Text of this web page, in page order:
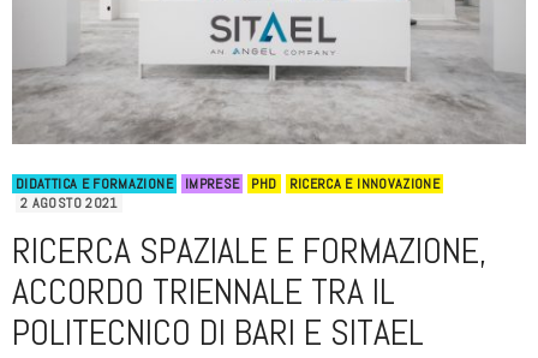
DIDATTICA E FORMAZIONE IMPRESE PHD
RICERCA E INNOVAZIONE
2 AGOSTO 2021
RICERCA SPAZIALE E FORMAZIONE,
ACCORDO TRIENNALE TRA IL
POLITECNICO DI BARI E SITAEL